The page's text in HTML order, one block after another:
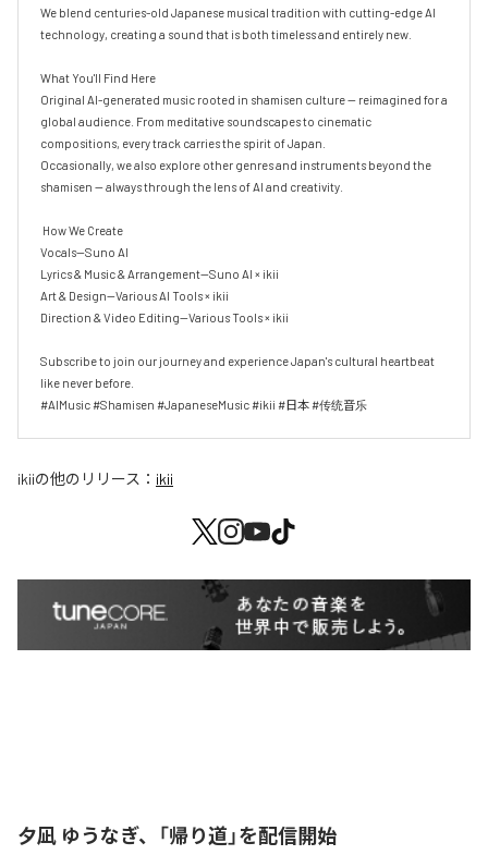
We blend centuries-old Japanese musical tradition with cutting-edge AI
technology, creating a sound that is both timeless and entirely new.
What You'll Find Here
Original AI-generated music rooted in shamisen culture — reimagined for a
global audience. From meditative soundscapes to cinematic
compositions, every track carries the spirit of Japan.
Occasionally, we also explore other genres and instruments beyond the
shamisen — always through the lens of AI and creativity.
Vocals—Suno AI
Lyrics & Music & Arrangement—Suno AI × ikii
Art & Design—Various AI Tools × ikii
Direction & Video Editing—Various Tools × ikii
Subscribe to join our journey and experience Japan's cultural heartbeat
like never before.
#AIMusic #Shamisen #JapaneseMusic #ikii #日本 #传统音乐
ikiiの他のリリース： ikii
夕凪 ゆうなぎ、「帰り道」を配信開始